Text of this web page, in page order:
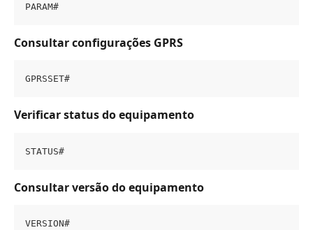
PARAM#
Consultar configurações GPRS
GPRSSET#
Verificar status do equipamento
STATUS#
Consultar versão do equipamento
VERSION#